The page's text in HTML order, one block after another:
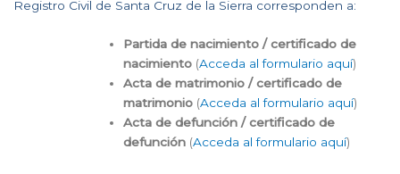
Registro Civil de Santa Cruz de la Sierra corresponden a:
Partida de nacimiento / certificado de
nacimiento (Acceda al formulario aquí)
Acta de matrimonio / certificado de
matrimonio (Acceda al formulario aquí)
Acta de defunción / certificado de
defunción (Acceda al formulario aquí)